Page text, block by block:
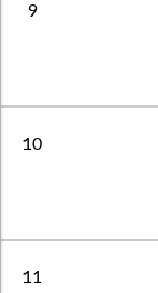
9
10
11